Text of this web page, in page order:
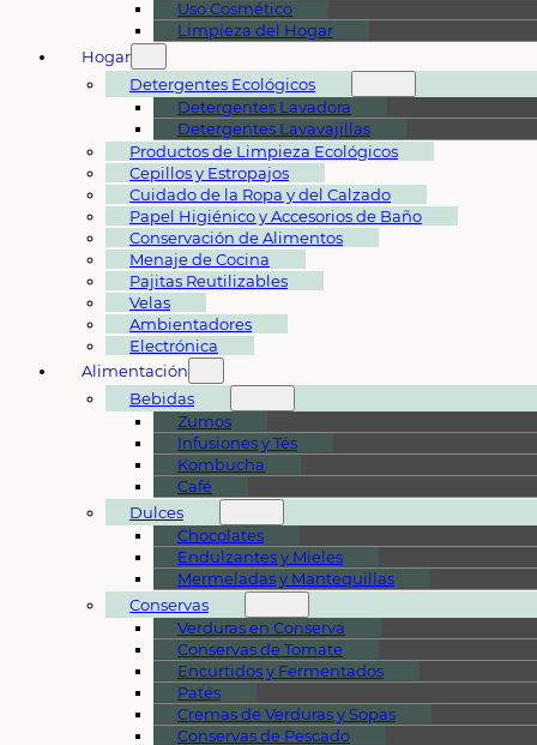
Uso Cosmético
Limpieza del Hogar
Hogar
Detergentes Ecológicos
Detergentes Lavadora
Detergentes Lavavajillas
Productos de Limpieza Ecológicos
Cepillos y Estropajos
Cuidado de la Ropa y del Calzado
Papel Higiénico y Accesorios de Baño
Conservación de Alimentos
Menaje de Cocina
Pajitas Reutilizables
Velas
Ambientadores
Electrónica
Alimentación
Bebidas
Zumos
Infusiones y Tés
Kombucha
Café
Dulces
Chocolates
Endulzantes y Mieles
Mermeladas y Mantequillas
Conservas
Verduras en Conserva
Conservas de Tomate
Encurtidos y Fermentados
Patés
Cremas de Verduras y Sopas
Conservas de Pescado